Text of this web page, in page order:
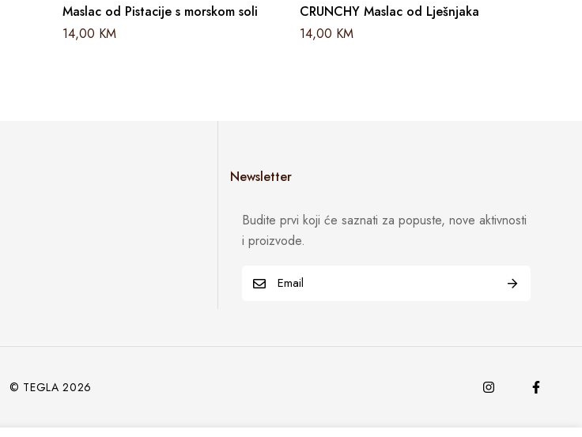
Maslac od Pistacije s morskom soli
14,00 KM
CRUNCHY Maslac od Lješnjaka
14,00 KM
Newsletter
Budite prvi koji će saznati za popuste, nove aktivnosti
i proizvode.
© TEGLA 2026